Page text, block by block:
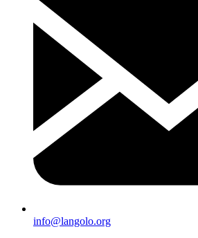
info@langolo.org